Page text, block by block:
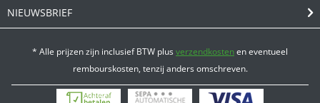
NIEUWSBRIEF
* Alle prijzen zijn inclusief BTW plusverzendkostenen eventueel
rembourskosten, tenzij anders omschreven.